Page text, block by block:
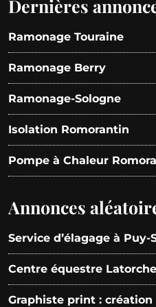
Dernières
Ramonage Touraine
Ramonage Berry
Ramonage-Sologne
Isolation Romorantin
Pompe à Chaleur
Annonces
Service d’élagage à Puy-
Centre équestre Latorche
Graphiste print :